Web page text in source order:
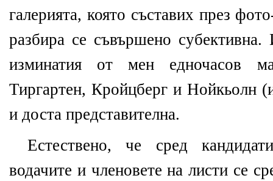
галерията, която съставих през
разбира се съвършено
изминатия от мен едночасов
Тиргартен, Кройцберг и Нойкьолн
и доста представителна.
Естествено, че сред
водачите и членовете на листи се